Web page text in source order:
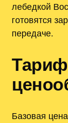
лебедкой
готовятся
передаче.
Базовая